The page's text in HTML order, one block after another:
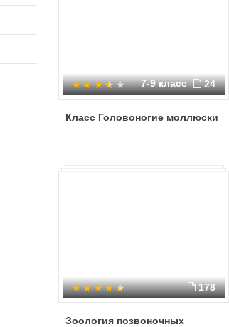
7-9 класс 24
Класс Головоногие моллюски
178
Зоология позвоночных